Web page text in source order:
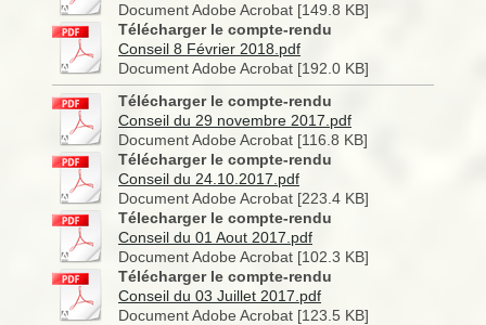
Document Adobe Acrobat [149.8 KB]
Télécharger le compte-rendu
Conseil 8 Février 2018.pdf
Document Adobe Acrobat [192.0 KB]
Télécharger le compte-rendu
Conseil du 29 novembre 2017.pdf
Document Adobe Acrobat [116.8 KB]
Télécharger le compte-rendu
Conseil du 24.10.2017.pdf
Document Adobe Acrobat [223.4 KB]
Télecharger le compte-rendu
Conseil du 01 Aout 2017.pdf
Document Adobe Acrobat [102.3 KB]
Télécharger le compte-rendu
Conseil du 03 Juillet 2017.pdf
Document Adobe Acrobat [123.5 KB]